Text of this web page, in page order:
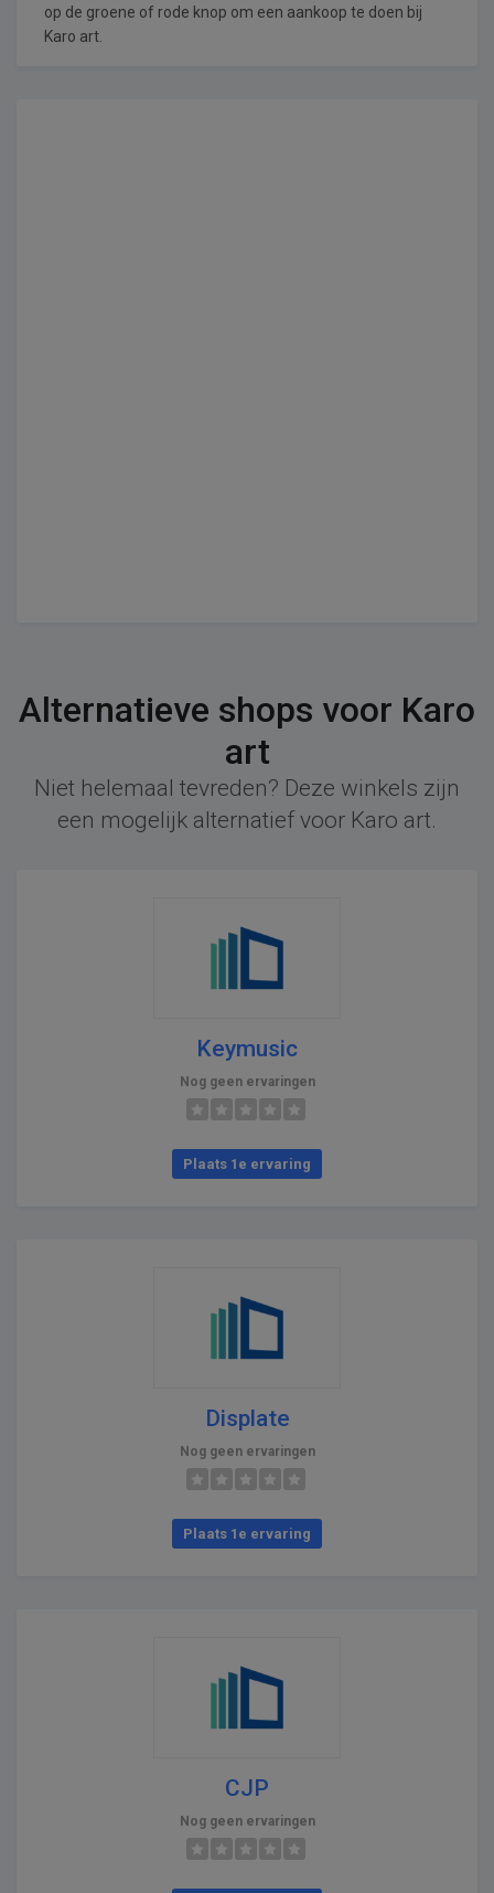
op de groene of rode knop om een aankoop te doen bij
Karo art.
Alternatieve shops voor Karo
art
Niet helemaal tevreden? Deze winkels zijn
een mogelijk alternatief voor Karo art.
Keymusic
Nog geen ervaringen
Plaats 1e ervaring
Displate
Nog geen ervaringen
Plaats 1e ervaring
CJP
Nog geen ervaringen